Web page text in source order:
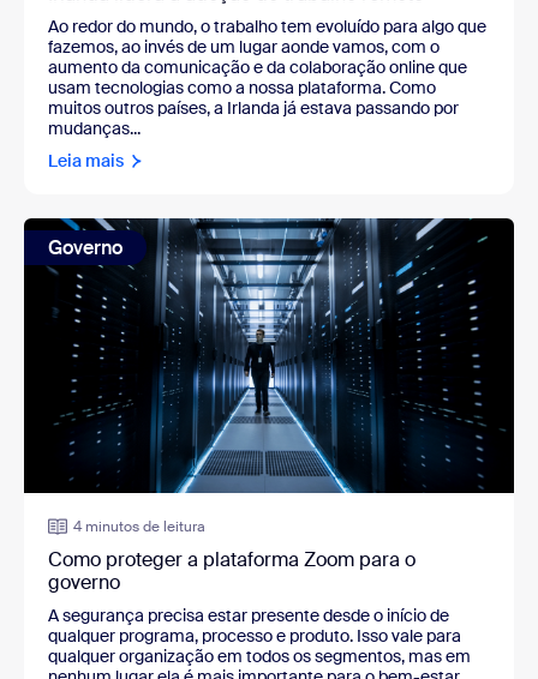
Ao redor do mundo, o trabalho tem evoluído para algo que
fazemos, ao invés de um lugar aonde vamos, com o
aumento da comunicação e da colaboração online que
usam tecnologias como a nossa plataforma. Como
muitos outros países, a Irlanda já estava passando por
mudanças...
Leia mais
Governo
4 minutos de leitura
Como proteger a plataforma Zoom para o
governo
A segurança precisa estar presente desde o início de
qualquer programa, processo e produto. Isso vale para
qualquer organização em todos os segmentos, mas em